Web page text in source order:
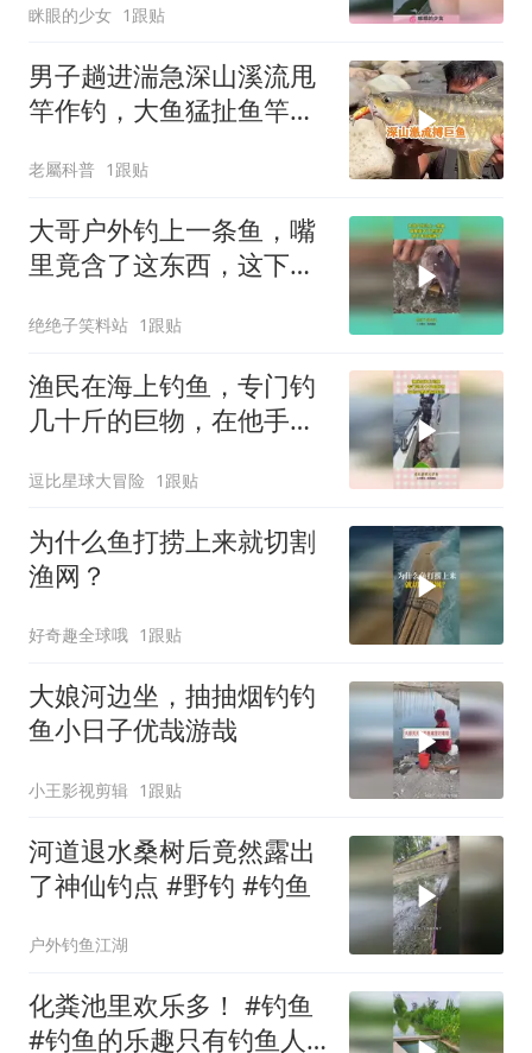
眯眼的少女 1跟贴
男子趟进湍急深山溪流甩
竿作钓，大鱼猛扯鱼竿，
老屬科普 1跟贴
大哥户外钓上一条鱼，嘴
里竟含了这东西，这下大
绝绝子笑料站 1跟贴
渔民在海上钓鱼，专门钓
几十斤的巨物，在他手里
逗比星球大冒险 1跟贴
为什么鱼打捞上来就切割
渔网？
好奇趣全球哦 1跟贴
大娘河边坐，抽抽烟钓钓
鱼小日子优哉游哉
小王影视剪辑 1跟贴
河道退水桑树后竟然露出
了神仙钓点 #野钓 #钓鱼
户外钓鱼江湖
化粪池里欢乐多！ #钓鱼
#钓鱼的乐趣只有钓鱼人